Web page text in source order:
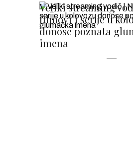
Veliki streaming
filmovi i serije u
donose poznata
imena